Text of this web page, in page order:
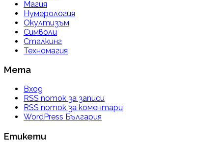
Магия
Нумерология
Окултизъм
Символи
Сталкинг
Техномагия
Мета
Вход
RSS поток за записи
RSS поток за коментари
WordPress България
Етикети